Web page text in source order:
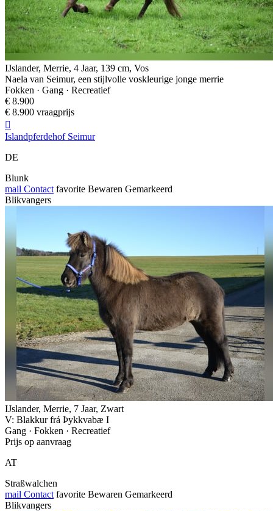
IJslander, Merrie, 4 Jaar, 139 cm, Vos
Naela van Seimur, een stijlvolle voskleurige jonge merrie
Fokken · Gang · Recreatief
€ 8.900
€ 8.900 vraagprijs

Islandpferdehof Seimur
DE
Blunk
mail Contact favorite Bewaren Gemarkeerd
Blikvangers
IJslander, Merrie, 7 Jaar, Zwart
V: Blakkur frá Þykkvabæ I
Gang · Fokken · Recreatief
Prijs op aanvraag
AT
Straßwalchen
mail Contact favorite Bewaren Gemarkeerd
Blikvangers